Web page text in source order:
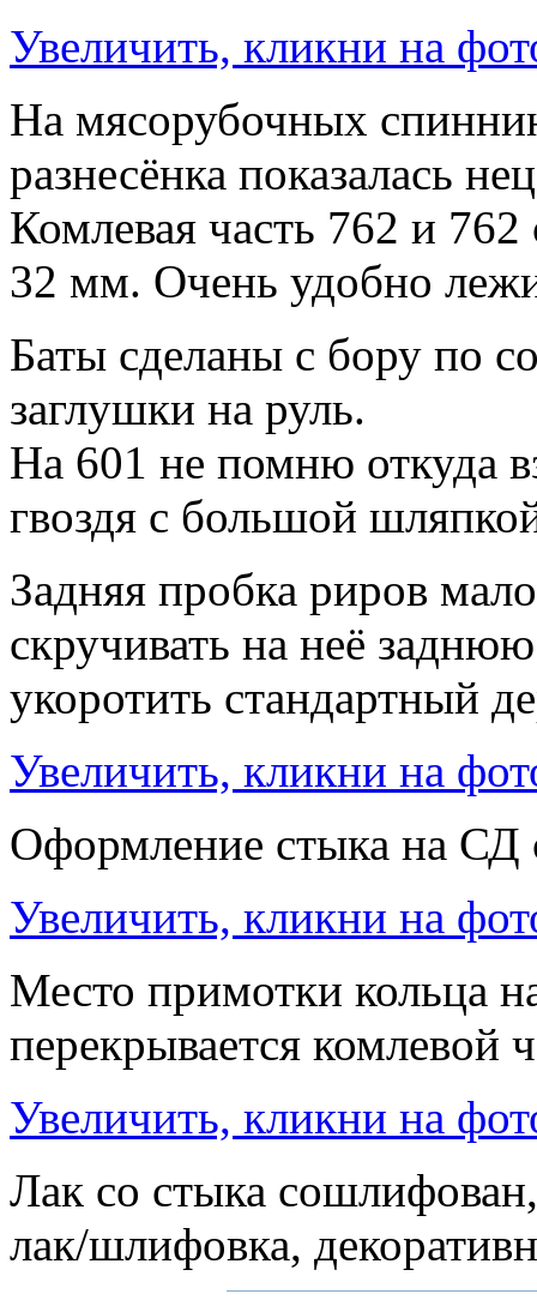
Увеличить, кликни на
На мясорубочных
разнесёнка показалась
Комлевая часть 762 и
32 мм. Очень удобно
Баты сделаны с бору по
заглушки на руль.
На 601 не помню откуда
гвоздя с большой
Задняя пробка риров
скручивать на неё
укоротить стандартный
Увеличить, кликни на
Оформление стыка на СД
Увеличить, кликни на
Место примотки кольца
перекрывается комлевой
Увеличить, кликни на
Лак со стыка
лак/шлифовка,